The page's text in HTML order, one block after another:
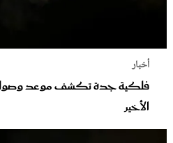
أخبار
فلكية جدة تكشف موعد وصول
الأخير